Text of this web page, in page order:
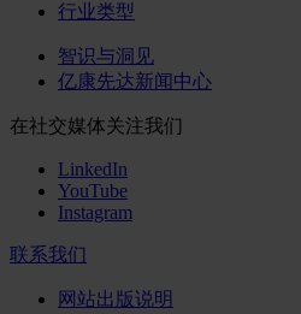
行业类型
智识与洞见
亿康先达新闻中心
在社交媒体关注我们
LinkedIn
YouTube
Instagram
联系我们
网站出版说明